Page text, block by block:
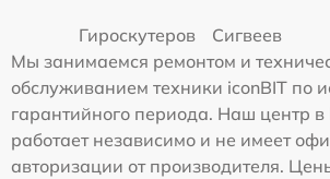
Гироскутеров
Сигвеев
Мы занимаемся ремонтом и
обслуживанием техники iconBIT по
гарантийного периода. Наш центр в
работает независимо и не имеет
авторизации от производителя.